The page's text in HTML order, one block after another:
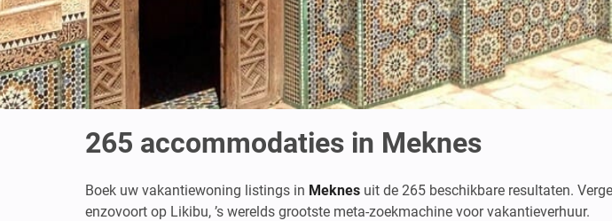
265 accommodaties in Meknes
Boek uw vakantiewoning listings in Meknes uit de 265 beschikbare resultaten.
enzovoort op Likibu, ’s werelds grootste meta-zoekmachine voor vakantieverhuur.